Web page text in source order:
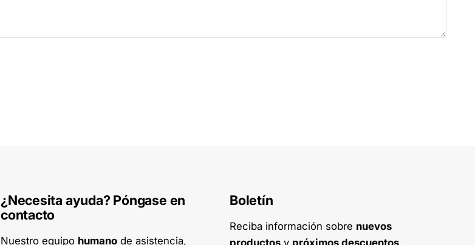
¿Necesita ayuda? Póngase en
contacto
Nuestro equipo humano de asistencia,
Boletín
Reciba información sobre nuevos
productos y próximos descuentos.